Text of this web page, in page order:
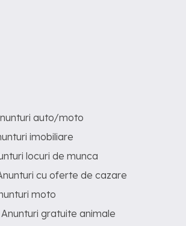
auto/moto
imobiliare
locuri de munca
cu oferte de cazare
moto
gratuite animale